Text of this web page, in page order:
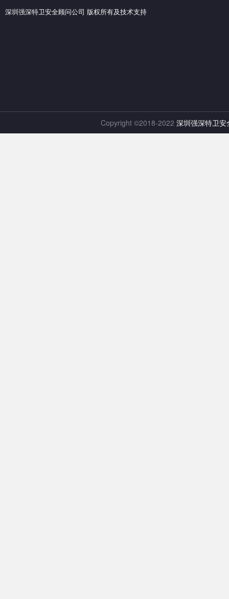
深圳强深特卫安全顾问公司 版权所有及技术支持
Copyright ©2018-2022 深圳强深特卫